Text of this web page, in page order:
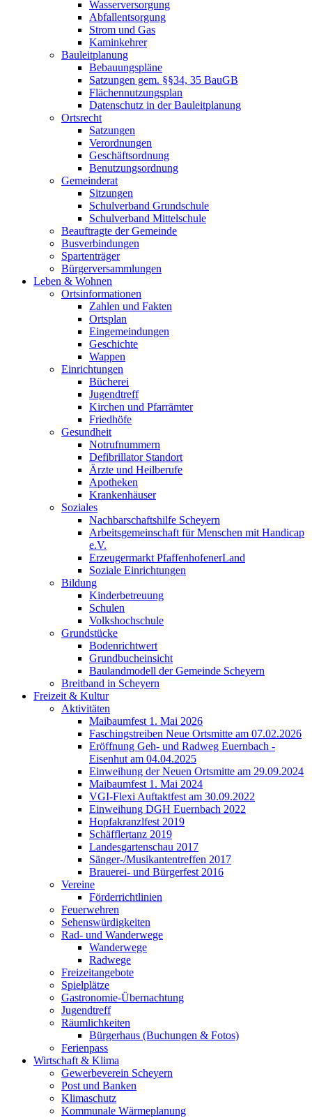
Wasserversorgung
Abfallentsorgung
Strom und Gas
Kaminkehrer
Bauleitplanung
Bebauungspläne
Satzungen gem. §§34, 35 BauGB
Flächennutzungsplan
Datenschutz in der Bauleitplanung
Ortsrecht
Satzungen
Verordnungen
Geschäftsordnung
Benutzungsordnung
Gemeinderat
Sitzungen
Schulverband Grundschule
Schulverband Mittelschule
Beauftragte der Gemeinde
Busverbindungen
Spartenträger
Bürgerversammlungen
Leben & Wohnen
Ortsinformationen
Zahlen und Fakten
Ortsplan
Eingemeindungen
Geschichte
Wappen
Einrichtungen
Bücherei
Jugendtreff
Kirchen und Pfarrämter
Friedhöfe
Gesundheit
Notrufnummern
Defibrillator Standort
Ärzte und Heilberufe
Apotheken
Krankenhäuser
Soziales
Nachbarschaftshilfe Scheyern
Arbeitsgemeinschaft für Menschen mit Handicap
e.V.
Erzeugermarkt PfaffenhofenerLand
Soziale Einrichtungen
Bildung
Kinderbetreuung
Schulen
Volkshochschule
Grundstücke
Bodenrichtwert
Grundbucheinsicht
Baulandmodell der Gemeinde Scheyern
Breitband in Scheyern
Freizeit & Kultur
Aktivitäten
Maibaumfest 1. Mai 2026
Faschingstreiben Neue Ortsmitte am 07.02.2026
Eröffnung Geh- und Radweg Euernbach -
Eisenhut am 04.04.2025
Einweihung der Neuen Ortsmitte am 29.09.2024
Maibaumfest 1. Mai 2024
VGI-Flexi Auftaktfest am 30.09.2022
Einweihung DGH Euernbach 2022
Hopfakranzlfest 2019
Schäfflertanz 2019
Landesgartenschau 2017
Sänger-/Musikantentreffen 2017
Brauerei- und Bürgerfest 2016
Vereine
Förderrichtlinien
Feuerwehren
Sehenswürdigkeiten
Rad- und Wanderwege
Wanderwege
Radwege
Freizeitangebote
Spielplätze
Gastronomie-Übernachtung
Jugendtreff
Räumlichkeiten
Bürgerhaus (Buchungen & Fotos)
Ferienpass
Wirtschaft & Klima
Gewerbeverein Scheyern
Post und Banken
Klimaschutz
Kommunale Wärmeplanung